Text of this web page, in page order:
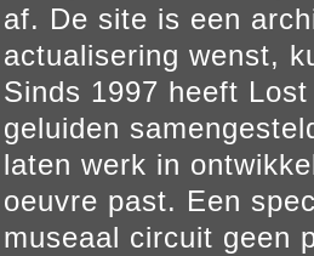
af. De site is een
actualisering wenst,
Sinds 1997 heeft
geluiden
laten werk in
oeuvre past. Een
museaal circuit geen